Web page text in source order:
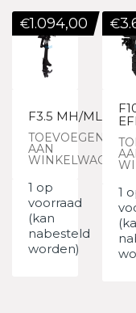
F3.5 MH/MLH
TOEVOEGEN
AAN
WINKELWAGEN
€1.094,00
1 op
voorraad
(kan
nabesteld
worden)
EFI
€
1